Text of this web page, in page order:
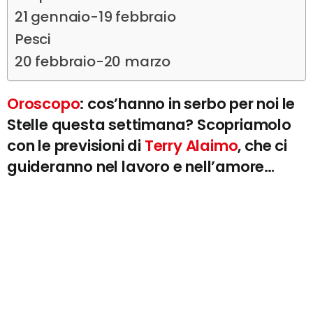
21 gennaio-19 febbraio
Pesci
20 febbraio-20 marzo
Oroscopo: cos’hanno in serbo per noi le
Stelle questa settimana? Scopriamolo
con le previsioni di Terry Alaimo, che ci
guideranno nel lavoro e nell’amore…